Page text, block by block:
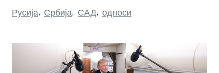
Русија, Србија, САД, односи